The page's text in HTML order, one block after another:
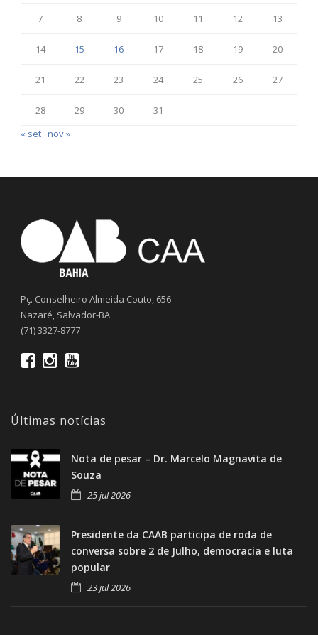
7 8 9 10 11 12 13
14 15 16 17 18 19 20
21 22 23 24 25 26 27
28 29 30
31
« set nov »
Pç. Conselheiro Almeida Couto, 656
Nazaré, Salvador-BA
(71) 3327-8777
Últimas notícias
Nota de pesar – Dr. Marcelo Magnavita de
Souza
25 jul 2026
Presidente da CAAB participa de roda de
conversa sobre 2 de Julho, democracia e luta
popular
23 jul 2026